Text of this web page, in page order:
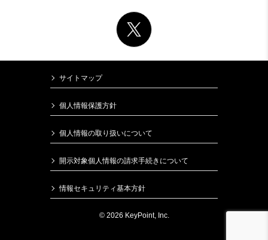
サイトマップ
個人情報保護方針
個人情報の取り扱いについて
開示対象個人情報の請求手続きについて
情報セキュリティ基本方針
© 2026 KeyPoint, Inc.